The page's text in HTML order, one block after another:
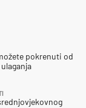
pokrenuti od